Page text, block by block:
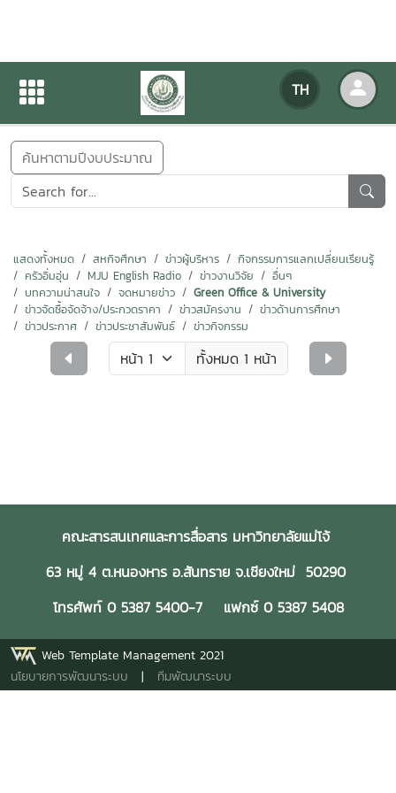
TH
ข่าวสารกิจกรรม
ข่าวสารกิจกรรม
ค้นหาตามปีงบประมาณ
แสดงทั้งหมด สหกิจศึกษา ข่าวผู้บริหาร
กิจกรรมการแลกเปลี่ยนเรียนรู้
ครัวอิ่มอุ่น
MJU English Radio ข่าวงานวิจัย
อื่นๆ
บทความน่าสนใจ
จดหมายข่าว
Green Office & University
ข่าวจัดซื้อจัดจ้าง/ประกวดราคา
ข่าวสมัครงาน
ข่าวด้านการศึกษา
ข่าวประกาศ
ข่าวประชาสัมพันธ์ ข่าวกิจกรรม
ทั้งหมด 1 หน้า
คณะสารสนเทศและการสื่อสาร มหาวิทยาลัยแม่โจ้
63 หมู่ 4 ต.หนองหาร อ.สันทราย จ.เชียงใหม่ 50290
โทรศัพท์ 0 5387 5400-7 แฟกซ์ 0 5387 5408
Web Template Management 2021
นโยบายการพัฒนาระบบ | ทีมพัฒนาระบบ